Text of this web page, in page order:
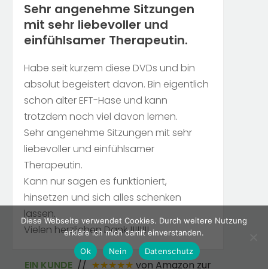
Sehr angenehme Sitzungen
mit sehr liebevoller und
einfühlsamer Therapeutin.
Habe seit kurzem diese DVDs und bin
absolut begeistert davon. Bin eigentlich
schon alter EFT-Hase und kann
trotzdem noch viel davon lernen.
Sehr angenehme Sitzungen mit sehr
liebevoller und einfühlsamer
Therapeutin.
Kann nur sagen es funktioniert,
hinsetzen und sich alles schenken
lassen.
Vielen herzlichen Dank !!!!!!!!
EIN KUNDE // ★★★★★ von Amazon zur
Diese Webseite verwendet Cookies. Durch weitere Nutzung
erkläre ich mich damit einverstanden.
Ok
Nein Datenschutz